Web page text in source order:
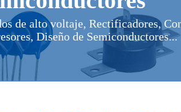
de alto voltaje, Rectificadores,
Diseño de Semiconductores...